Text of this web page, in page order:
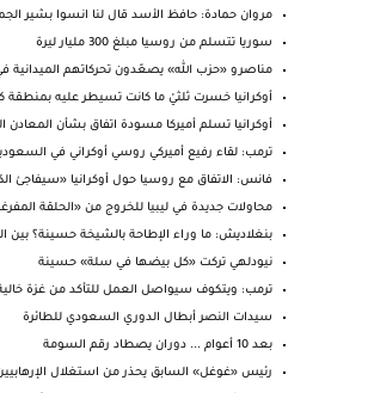
مروان حمادة: حافظ الأسد قال لنا انسوا بشير
سوريا تتسلم من روسيا مبلغ 300 مليار ليرة
مناصرو «حزب الله» يصعّدون تحركاتهم الميدانية
أوكرانيا خسرت ثلثيْ ما كانت تسيطر عليه
أوكرانيا تسلم أميركا مسودة اتفاق بشأن المعادن
ترمب: لقاء رفيع أميركي روسي أوكراني في
فانس: الاتفاق مع روسيا حول أوكرانيا «سيفاجئ
محاولات جديدة في ليبيا للخروج من «الحلقة
بنغلاديش: ما وراء الإطاحة بالشيخة حسينة؟ بين
نيودلهي تركت «كل بيضها في سلة» حسينة
ترمب: ويتكوف سيواصل العمل للتأكد من غزة
سيدات النصر أبطال الدوري السعودي للطائرة
بعد 10 أعوام ... دوران يصطاد رقم السومة
رئيس «غوغل» السابق يحذر من استغلال